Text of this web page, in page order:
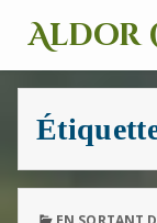
Aldor
Un
site
avec
des
des
images
et
PUBLISHED